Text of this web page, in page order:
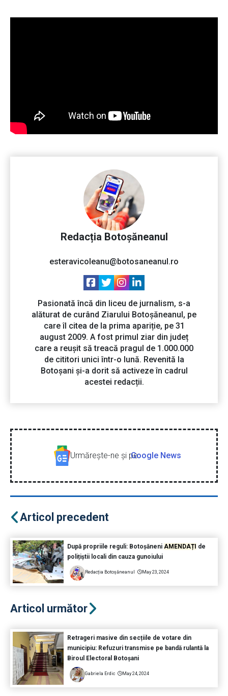
Redacția Botoșăneanul
esteravicoleanu@botosaneanul.ro
Pasionată încă din liceu de jurnalism, s-a
alăturat de curând Ziarului Botoșăneanul, pe
care îl citea de la prima apariție, pe 31
august 2009. A fost primul ziar din județ
care a reușit să treacă pragul de 1.000.000
de cititori unici într-o lună. Revenită la
Botoșani și-a dorit să activeze în cadrul
acestei redacții.
Urmăreşte-ne şi peGoogle News
Articol precedent
După propriile reguli: Botoșăneni AMENDAȚI de
polițiștii locali din cauza gunoiului
Redacția Botoșăneanul May 23, 2024
Articol următor
Retrageri masive din secțiile de votare din
municipiu: Refuzuri transmise pe bandă rulantă la
Biroul Electoral Botoșani
Gabriela Erdic May 24, 2024